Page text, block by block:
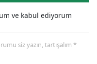
ve kabul ediyorum
siz yazın, tartışalım *